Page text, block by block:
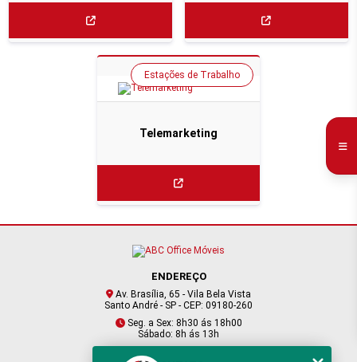
Telemarketing
Estações de Trabalho
ENDEREÇO
Av. Brasília, 65 - Vila Bela Vista
Santo André - SP - CEP: 09180-260
Seg. a Sex: 8h30 ás 18h00
Sábado: 8h ás 13h